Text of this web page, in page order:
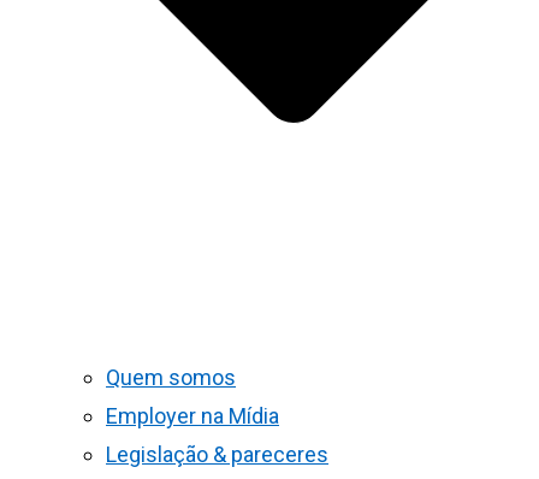
Quem somos
Employer na Mídia
Legislação & pareceres